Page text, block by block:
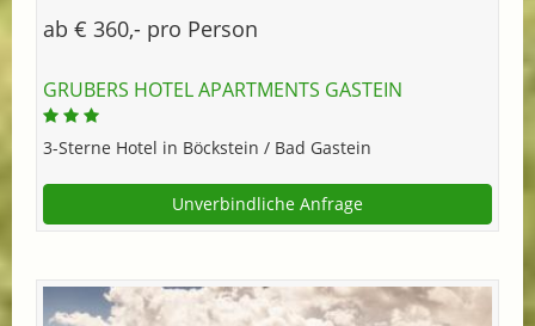
ab € 360,- pro Person
GRUBERS HOTEL APARTMENTS GASTEIN
3-Sterne Hotel in Böckstein / Bad Gastein
Unverbindliche Anfrage